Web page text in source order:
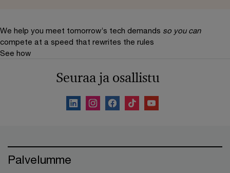
We help you meet tomorrow’s tech demands so you can
compete at a speed that rewrites the rules
See how
Seuraa ja osallistu
Palvelumme